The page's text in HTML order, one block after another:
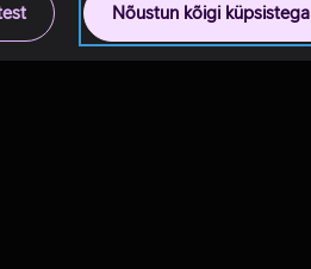
Nõustun kõigi küpsistega